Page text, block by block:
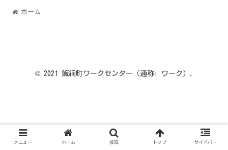
ホーム
© 2021 飯綱町ワークセンター（通称i ワーク）.
メニュー ホーム 検索 トップ サイドバー